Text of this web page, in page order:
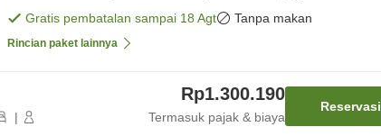
Gratis pembatalan sampai 18 Agt Tanpa makan
Rincian paket lainnya
|
Rp1.300.190
Termasuk pajak & biaya
Reservasi